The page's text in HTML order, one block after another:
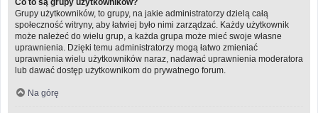
Grupy użytkowników, to grupy, na jakie administratorzy dzielą całą
społeczność witryny, aby łatwiej było nimi zarządzać. Każdy użytkownik
może należeć do wielu grup, a każda grupa może mieć swoje własne
uprawnienia. Dzięki temu administratorzy mogą łatwo zmieniać
uprawnienia wielu użytkowników naraz, nadawać uprawnienia moderatora
lub dawać dostęp użytkownikom do prywatnego forum.
Na górę